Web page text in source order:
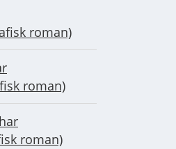
roman)
roman)
roman)